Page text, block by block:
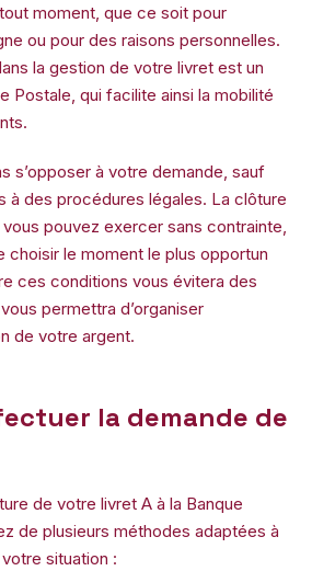
moment, que ce soit pour
ou pour des raisons personnelles.
la gestion de votre livret est un
Postale, qui facilite ainsi la mobilité
s’opposer à votre demande, sauf
à des procédures légales. La clôture
pouvez exercer sans contrainte,
choisir le moment le plus opportun
ces conditions vous évitera des
permettra d’organiser
de votre argent.
la demande de
de votre livret A à la Banque
de plusieurs méthodes adaptées à
situation :